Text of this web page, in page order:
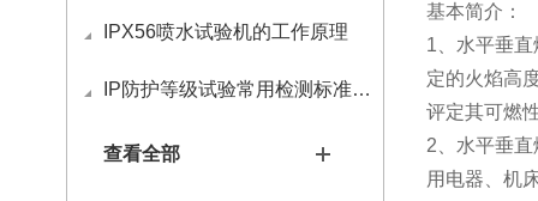
IPX56喷水试验机的工作原理
IP防护等级试验常用检测标准有哪些
查看全部
基本简介：
1、水平垂
定的火焰高
评定其可燃
2、水平垂
用电器、机